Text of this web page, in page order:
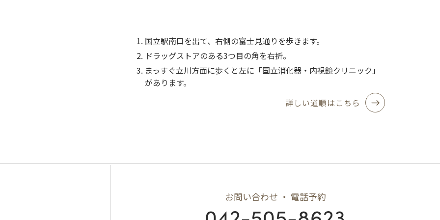
国立駅南口を出て、右側の富士見通りを歩きます。
ドラッグストアのある3つ目の角を右折。
まっすぐ立川方面に歩くと左に「国立消化器・内視鏡クリニック」
があります。
詳しい道順はこちら
お問い合わせ ・ 電話予約